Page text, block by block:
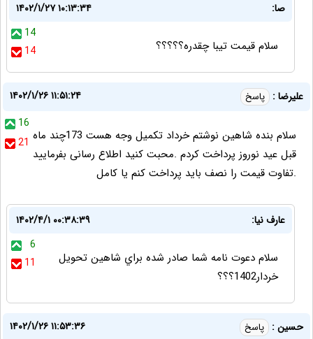
صا:
۱۴۰۲/۱/۲۷ ۱۰:۱۳:۳۴
14
14
سلام قیمت تیبا چقدره؟؟؟؟؟
علیرضا : پاسخ
۱۴۰۲/۱/۲۶ ۱۱:۵۱:۲۴
16
21 سلام بنده شاهین نوشتم خرداد تکمیل وجه هست 173چند ماه
قبل عید نوروز پرداخت کردم .محبت کنید اطلاع رسانی بفرمایید
.تفاوت قیمت را نصف باید پرداخت کنم یا کامل
عارف نيا:
۱۴۰۲/۴/۱ ۰۰:۳۸:۳۹
6
11
سلام دعوت نامه شما صادر شده براي شاهين تحويل
خردار1402؟؟؟
حسین : پاسخ
۱۴۰۲/۱/۲۶ ۱۱:۵۳:۳۶